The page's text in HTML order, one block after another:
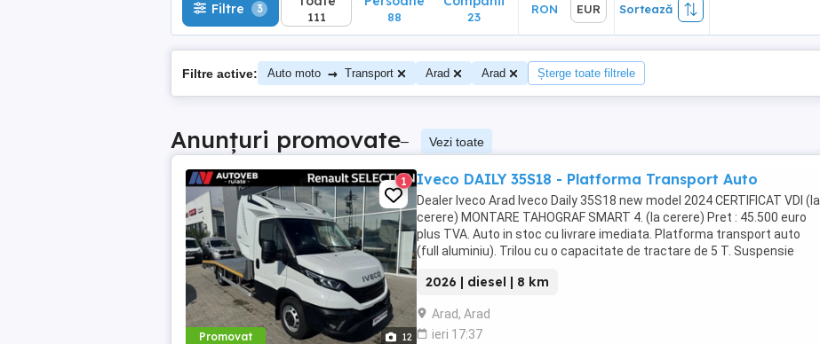
Filtre 3
111 88 23
RON EUR Sortează
Filtre active: Auto moto → Transport Arad Arad Șterge toate filtrele
Anunțuri promovate– Vezi toate
Promovat 12
1 Iveco DAILY 35S18 - Platforma Transport Auto
Dealer Iveco Arad Iveco Daily 35S18 new model 2024 CERTIFICAT VDI (la
cerere) MONTARE TAHOGRAF SMART 4. (la cerere) Pret : 45.500 euro
plus TVA. Auto in stoc cu livrare imediata. Platforma transport auto
(full aluminiu). Trilou cu o capacitate de tractare de 5 T. Suspensie
2026 | diesel | 8 km
Arad, Arad
ieri 17:37